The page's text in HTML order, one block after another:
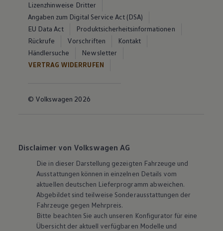
Lizenzhinweise Dritter
Angaben zum Digital Service Act (DSA)
EU Data Act
Produktsicherheitsinformationen
Rückrufe
Vorschriften
Kontakt
Händlersuche
Newsletter
VERTRAG WIDERRUFEN
© Volkswagen 2026
Disclaimer von Volkswagen AG
Die in dieser Darstellung gezeigten Fahrzeuge und
Ausstattungen können in einzelnen Details vom
aktuellen deutschen Lieferprogramm abweichen.
Abgebildet sind teilweise Sonderausstattungen der
Fahrzeuge gegen Mehrpreis.
Bitte beachten Sie auch unseren Konfigurator für eine
Übersicht der aktuell verfügbaren Modelle und